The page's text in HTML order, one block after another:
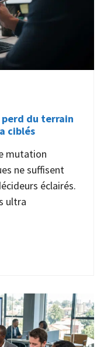
perd du terrain
ciblés
mutation
ne suffisent
éclairés.
ultra